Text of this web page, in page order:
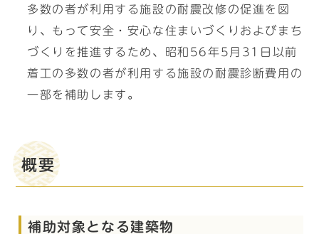
多数の者が利用する施設の耐震改修の促進を図
り、もって安全・安心な住まいづくりおよびまち
づくりを推進するため、昭和56年5月31日以前
着工の多数の者が利用する施設の耐震診断費用の
一部を補助します。
概要
補助対象となる建築物